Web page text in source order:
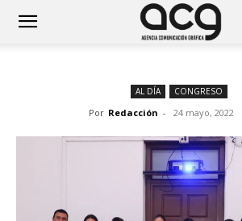
AL DÍA CONGRESO
Por Redacción - 24 mayo, 2022